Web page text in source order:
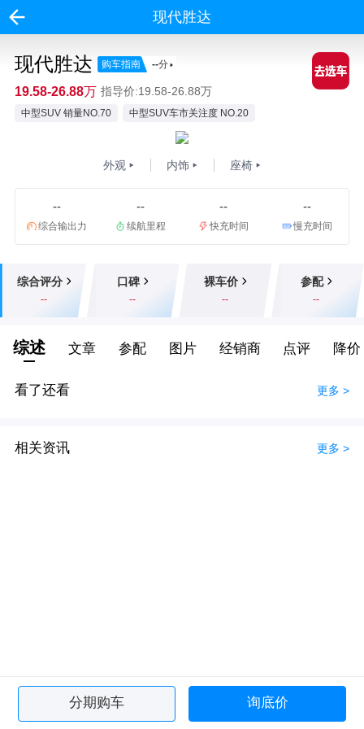
现代胜达
现代胜达 购车指南 --分
19.58-26.88万 指导价:19.58-26.88万
中型SUV 销量NO.70 中型SUV车市关注度 NO.20
外观 内饰 座椅
--
综合输出力
--
续航里程
--
快充时间
--
慢充时间
综合评分
--
口碑
--
裸车价
--
参配
--
综述 文章 参配 图片 经销商 点评 降价
看了还看 更多 >
相关资讯 更多 >
分期购车 询底价